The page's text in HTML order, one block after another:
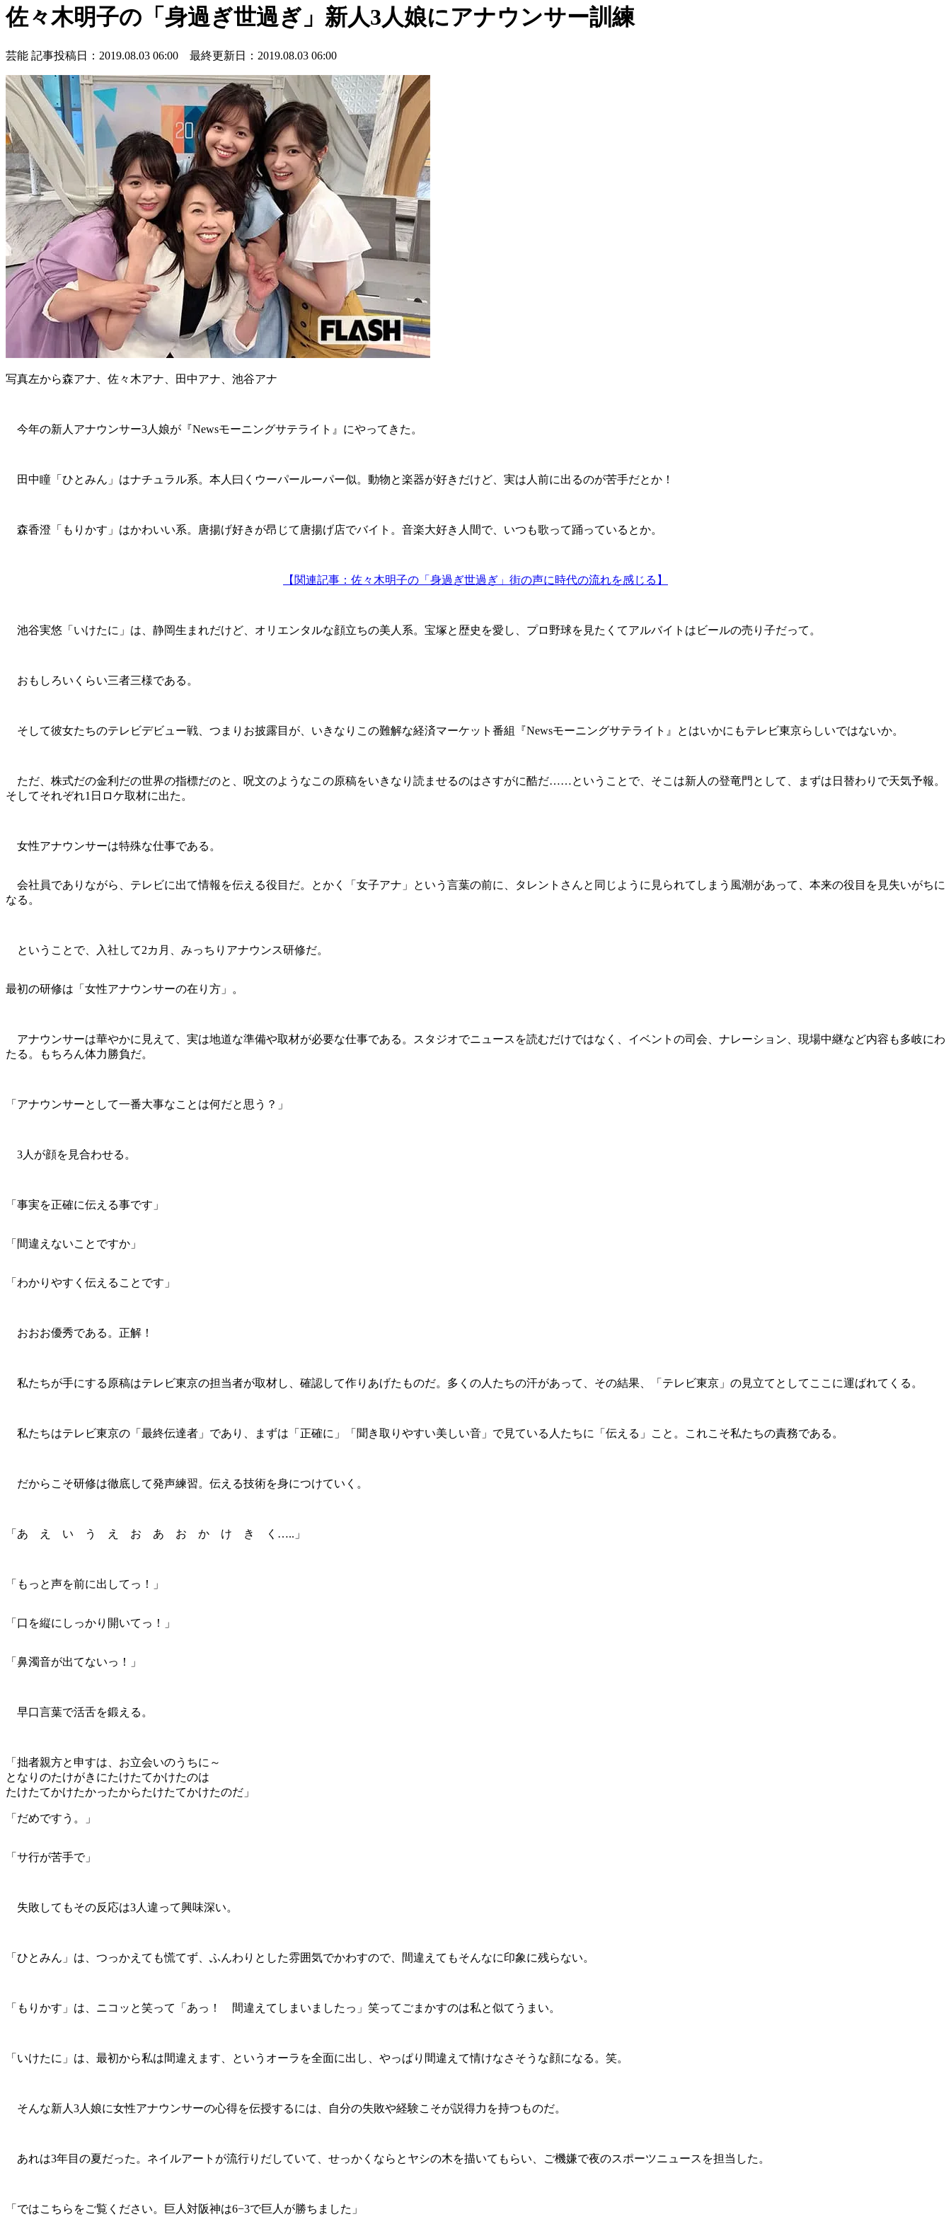
佐々木明子の「身過ぎ世過ぎ」新人3人娘にアナウンサー訓練
芸能 記事投稿日：2019.08.03 06:00 最終更新日：2019.08.03 06:00
写真左から森アナ、佐々木アナ、田中アナ、池谷アナ
今年の新人アナウンサー3人娘が『Newsモーニングサテライト』にやってきた。
田中瞳「ひとみん」はナチュラル系。本人曰くウーパールーパー似。動物と楽器が好きだけど、実は人前に出るのが苦手だとか！
森香澄「もりかす」はかわいい系。唐揚げ好きが昂じて唐揚げ店でバイト。音楽大好き人間で、いつも歌って踊っているとか。
【関連記事：佐々木明子の「身過ぎ世過ぎ」街の声に時代の流れを感じる】
池谷実悠「いけたに」は、静岡生まれだけど、オリエンタルな顔立ちの美人系。宝塚と歴史を愛し、プロ野球を見たくてアルバイトはビールの売り子だって。
おもしろいくらい三者三様である。
そして彼女たちのテレビデビュー戦、つまりお披露目が、いきなりこの難解な経済マーケット番組『Newsモーニングサテライト』とはいかにもテレビ東京らしいではないか。
ただ、株式だの金利だの世界の指標だのと、呪文のようなこの原稿をいきなり読ませるのはさすがに酷だ……ということで、そこは新人の登竜門として、まずは日替わりで天気予報。
そしてそれぞれ1日ロケ取材に出た。
女性アナウンサーは特殊な仕事である。
会社員でありながら、テレビに出て情報を伝える役目だ。とかく「女子アナ」という言葉の前に、タレントさんと同じように見られてしまう風潮があって、本来の役目を見失いがちに
なる。
ということで、入社して2カ月、みっちりアナウンス研修だ。
最初の研修は「女性アナウンサーの在り方」。
アナウンサーは華やかに見えて、実は地道な準備や取材が必要な仕事である。スタジオでニュースを読むだけではなく、イベントの司会、ナレーション、現場中継など内容も多岐にわ
たる。もちろん体力勝負だ。
「アナウンサーとして一番大事なことは何だと思う？」
3人が顔を見合わせる。
「事実を正確に伝える事です」
「間違えないことですか」
「わかりやすく伝えることです」
おおお優秀である。正解！
私たちが手にする原稿はテレビ東京の担当者が取材し、確認して作りあげたものだ。多くの人たちの汗があって、その結果、「テレビ東京」の見立てとしてここに運ばれてくる。
私たちはテレビ東京の「最終伝達者」であり、まずは「正確に」「聞き取りやすい美しい音」で見ている人たちに「伝える」こと。これこそ私たちの責務である。
だからこそ研修は徹底して発声練習。伝える技術を身につけていく。
「あ え い う え お あ お か け き く…..」
「もっと声を前に出してっ！」
「口を縦にしっかり開いてっ！」
「鼻濁音が出てないっ！」
早口言葉で活舌を鍛える。
「拙者親方と申すは、お立会いのうちに～
となりのたけがきにたけたてかけたのは
たけたてかけたかったからたけたてかけたのだ」
「だめですう。」
「サ行が苦手で」
失敗してもその反応は3人違って興味深い。
「ひとみん」は、つっかえても慌てず、ふんわりとした雰囲気でかわすので、間違えてもそんなに印象に残らない。
「もりかす」は、ニコッと笑って「あっ！ 間違えてしまいましたっ」笑ってごまかすのは私と似てうまい。
「いけたに」は、最初から私は間違えます、というオーラを全面に出し、やっぱり間違えて情けなさそうな顔になる。笑。
そんな新人3人娘に女性アナウンサーの心得を伝授するには、自分の失敗や経験こそが説得力を持つものだ。
あれは3年目の夏だった。ネイルアートが流行りだしていて、せっかくならとヤシの木を描いてもらい、ご機嫌で夜のスポーツニュースを担当した。
「ではこちらをご覧ください。巨人対阪神は6−3で巨人が勝ちました」